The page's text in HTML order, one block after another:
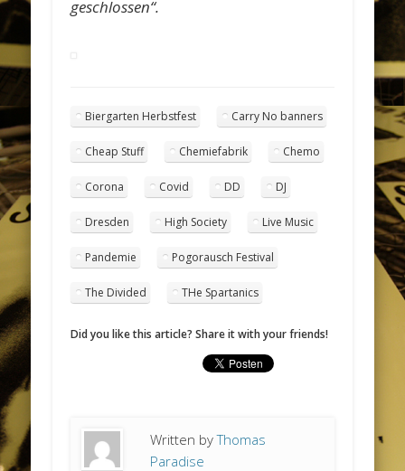
geschlossen“.
Biergarten Herbstfest Carry No banners
Cheap Stuff Chemiefabrik Chemo
Corona Covid DD DJ
Dresden High Society Live Music
Pandemie Pogorausch Festival
The Divided THe Spartanics
Did you like this article? Share it with your friends!
Written byThomas
Paradise